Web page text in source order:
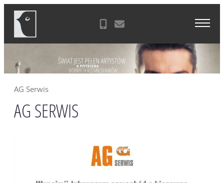
Skip
content
Agencja Reklamowa Zielona Góra
AG Serwis
AG SERWIS